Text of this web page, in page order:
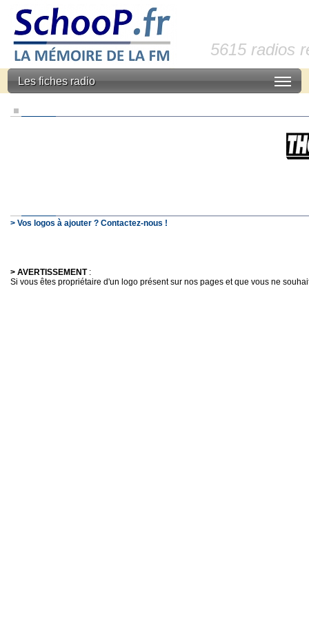
5615 radios
Les fiches radio
> Vos logos à ajouter ? Contactez-nous !
> AVERTISSEMENT:
Si vous êtes propriétaire d'un logo présent sur nos pages et que vous ne